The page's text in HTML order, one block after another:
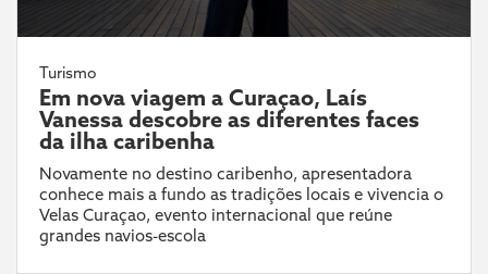
Turismo
Em nova viagem a Curaçao, Laís
Vanessa descobre as diferentes faces
da ilha caribenha
Novamente no destino caribenho, apresentadora
conhece mais a fundo as tradições locais e vivencia o
Velas Curaçao, evento internacional que reúne
grandes navios-escola